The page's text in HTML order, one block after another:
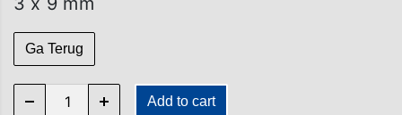
Ga Terug
KR 679 quantity Add to cart